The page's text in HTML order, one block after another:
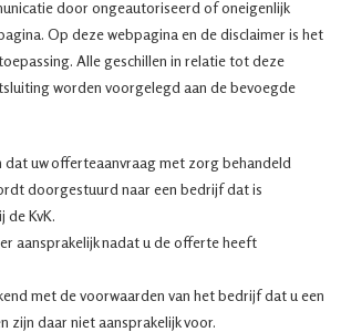
door ongeautoriseerd of oneigenlijk
Op deze webpagina en de disclaimer is het
Alle geschillen in relatie tot deze
worden voorgelegd aan de bevoegde
dat uw offerteaanvraag met zorg behandeld
doorgestuurd naar een bedrijf dat is
de KvK.
aansprakelijk nadat u de offerte heeft
met de voorwaarden van het bedrijf dat u een
zijn daar niet aansprakelijk voor.